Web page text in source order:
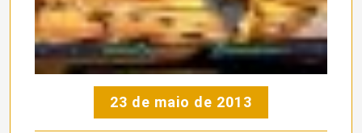
23 de maio de 2013